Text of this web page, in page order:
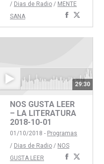
/ Dias de Radio / MENTE
SANA
Compartir
concon
29:30
NOS GUSTA LEER
– LA LITERATURA
2018-10-01
01/10/2018 - Programas
/ Dias de Radio / NOS
GUSTA LEER
Compartir